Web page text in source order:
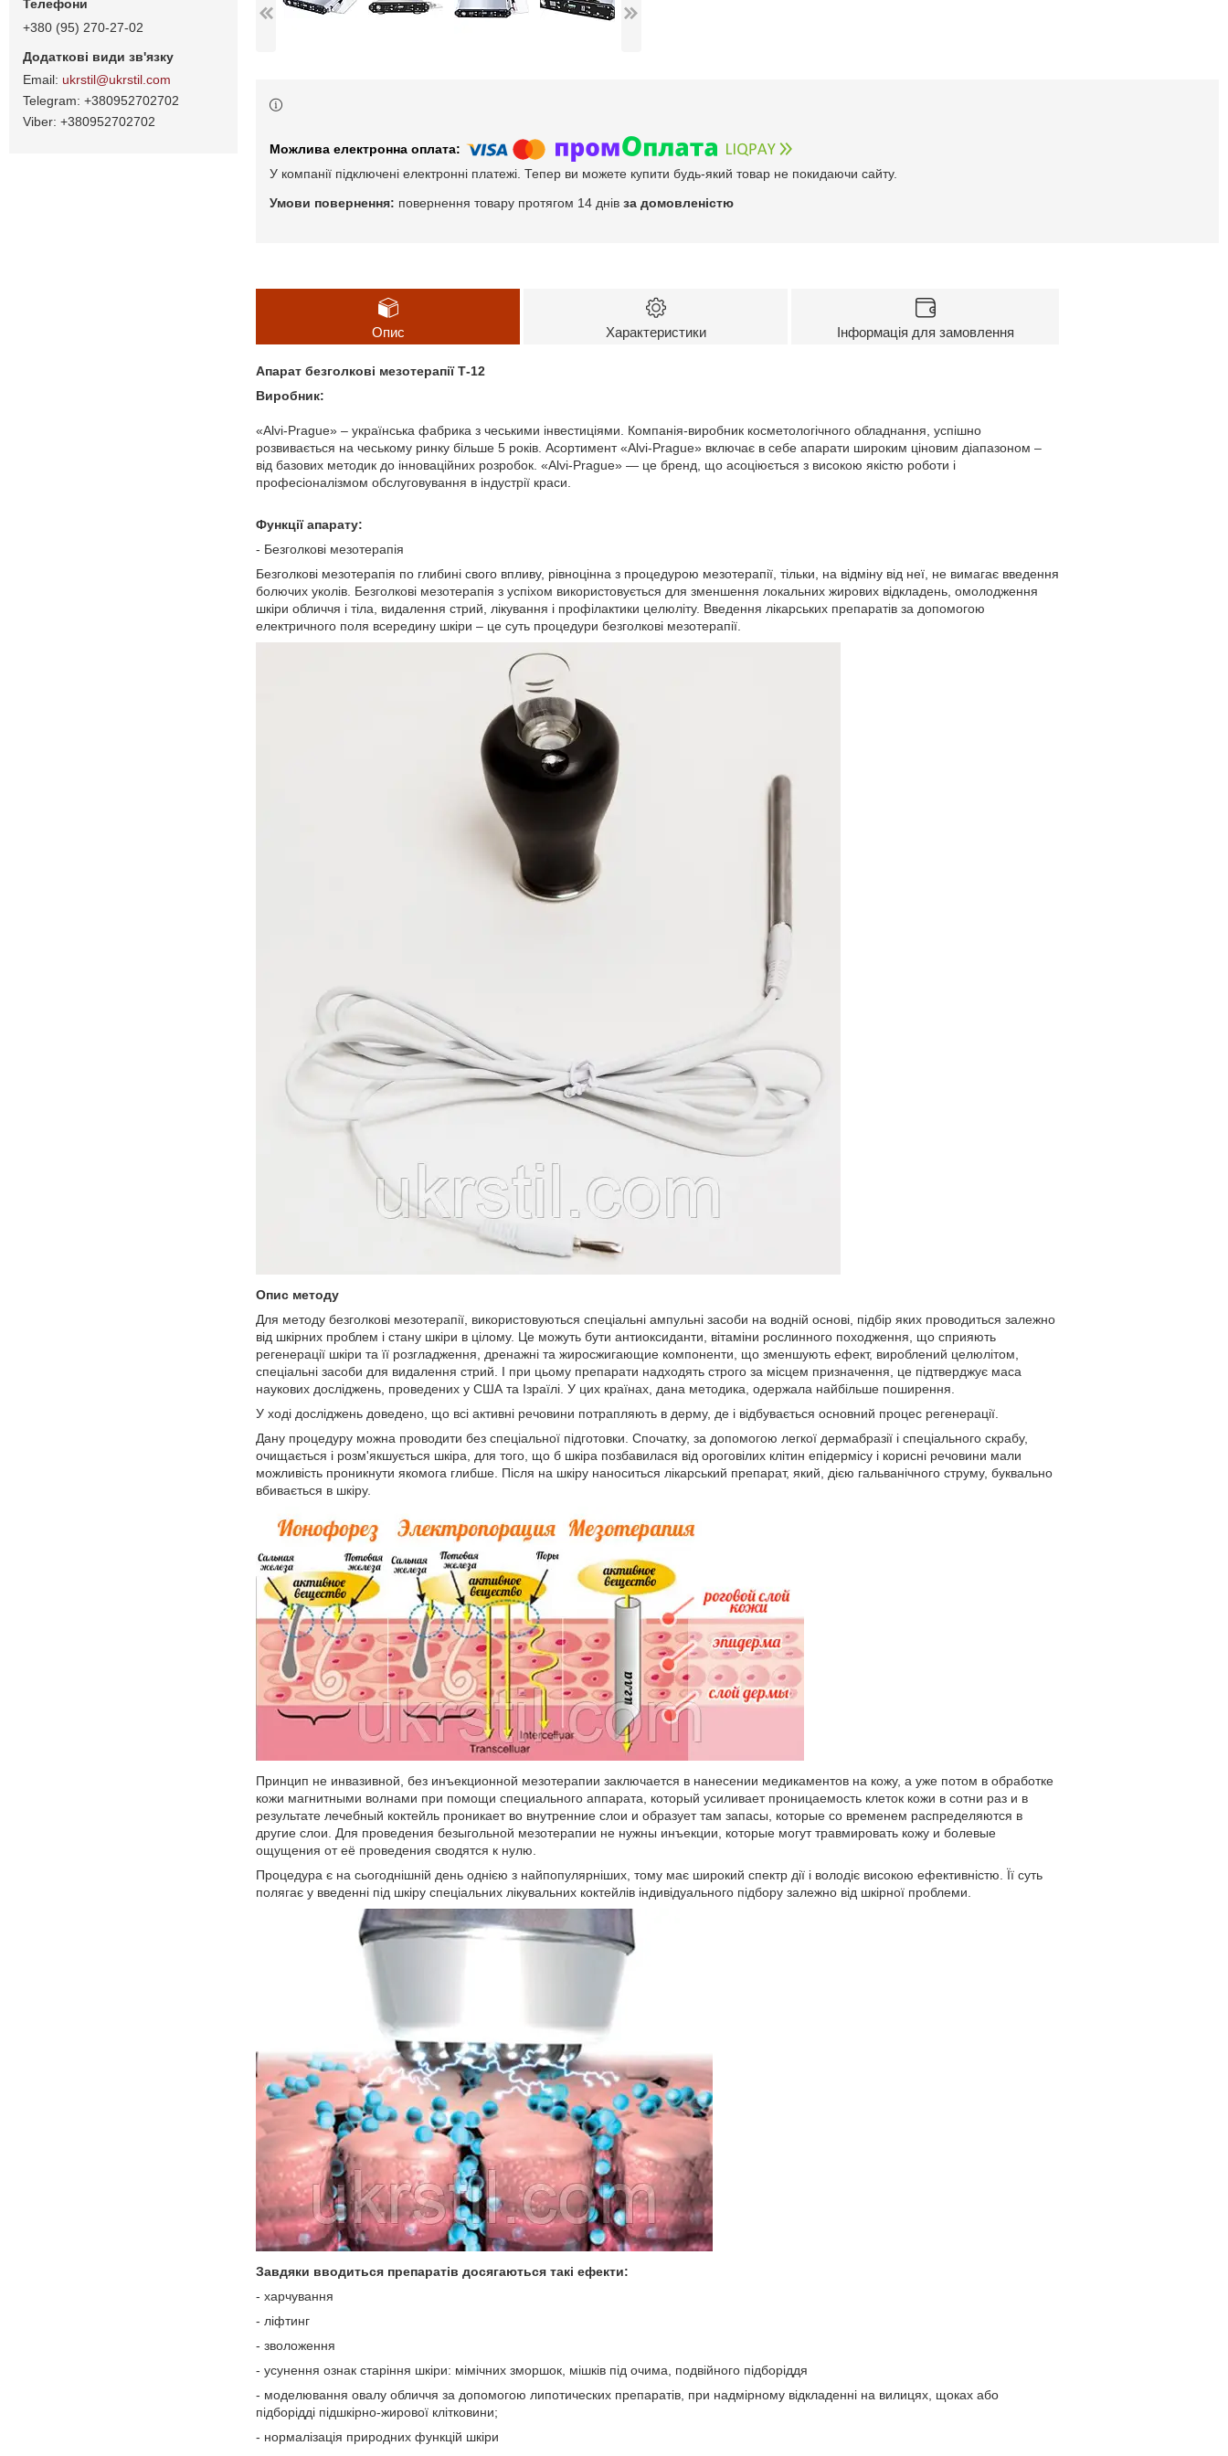
У компанії підключені електронні платежі. Тепер ви можете купити будь-який товар не покидаючи сайту.
повернення товару протягом 14 днів за домовленістю
Опис Характеристики Інформація для замовлення
Апарат безголкові мезотерапії Т-12
Виробник:
«Alvi-Prague» – українська фабрика з чеськими інвестиціями. Компанія-виробник косметологічного обладнання, успішно
розвивається на чеському ринку більше 5 років. Асортимент «Alvi-Prague» включає в себе апарати широким ціновим діапазоном –
від базових методик до інноваційних розробок. «Alvi-Prague» ― це бренд, що асоціюється з високою якістю роботи і
професіоналізмом обслуговування в індустрії краси.
Функції апарату:
- Безголкові мезотерапія
Безголкові мезотерапія по глибині свого впливу, рівноцінна з процедурою мезотерапії, тільки, на відміну від неї, не вимагає введення
болючих уколів. Безголкові мезотерапія з успіхом використовується для зменшення локальних жирових відкладень, омолодження
шкіри обличчя і тіла, видалення стрий, лікування і профілактики целюліту. Введення лікарських препаратів за допомогою
електричного поля всередину шкіри – це суть процедури безголкові мезотерапії.
Опис методу
Для методу безголкові мезотерапії, використовуються спеціальні ампульні засоби на водній основі, підбір яких проводиться залежно
від шкірних проблем і стану шкіри в цілому. Це можуть бути антиоксиданти, вітаміни рослинного походження, що сприяють
регенерації шкіри та її розгладження, дренажні та жиросжигающие компоненти, що зменшують ефект, вироблений целюлітом,
спеціальні засоби для видалення стрий. І при цьому препарати надходять строго за місцем призначення, це підтверджує маса
наукових досліджень, проведених у США та Ізраїлі. У цих країнах, дана методика, одержала найбільше поширення.
У ході досліджень доведено, що всі активні речовини потрапляють в дерму, де і відбувається основний процес регенерації.
Дану процедуру можна проводити без спеціальної підготовки. Спочатку, за допомогою легкої дермабразії і спеціального скрабу,
очищається і розм'якшується шкіра, для того, що б шкіра позбавилася від ороговілих клітин епідермісу і корисні речовини мали
можливість проникнути якомога глибше. Після на шкіру наноситься лікарський препарат, який, дією гальванічного струму, буквально
вбивається в шкіру.
Принцип не инвазивной, без инъекционной мезотерапии заключается в нанесении медикаментов на кожу, а уже потом в обработке
кожи магнитными волнами при помощи специального аппарата, который усиливает проницаемость клеток кожи в сотни раз и в
результате лечебный коктейль проникает во внутренние слои и образует там запасы, которые со временем распределяются в
другие слои. Для проведения безыгольной мезотерапии не нужны инъекции, которые могут травмировать кожу и болевые
ощущения от её проведения сводятся к нулю.
Процедура є на сьогоднішній день однією з найпопулярніших, тому має широкий спектр дії і володіє високою ефективністю. Її суть
полягає у введенні під шкіру спеціальних лікувальних коктейлів індивідуального підбору залежно від шкірної проблеми.
Завдяки вводиться препаратів досягаються такі ефекти:
- харчування
- ліфтинг
- зволоження
- усунення ознак старіння шкіри: мімічних зморшок, мішків під очима, подвійного підборіддя
- моделювання овалу обличчя за допомогою липотических препаратів, при надмірному відкладенні на вилицях, щоках або
підборідді підшкірно-жирової клітковини;
- нормалізація природних функцій шкіри
+380 (95) 270-27-02
ukrstil@ukrstil.com
+380952702702
+380952702702